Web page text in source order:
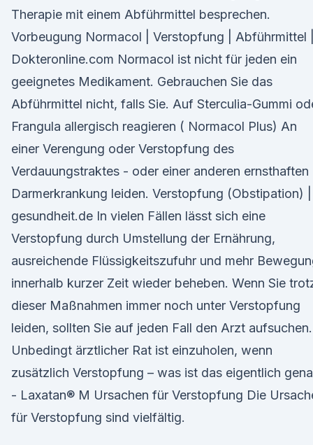
Therapie mit einem Abführmittel besprechen.
Vorbeugung Normacol | Verstopfung | Abführmittel |
Dokteronline.com Normacol ist nicht für jeden ein
geeignetes Medikament. Gebrauchen Sie das
Abführmittel nicht, falls Sie. Auf Sterculia-Gummi
Frangula allergisch reagieren ( Normacol Plus) An
einer Verengung oder Verstopfung des
Verdauungstraktes - oder einer anderen ernsthaften
Darmerkrankung leiden. Verstopfung (Obstipation) |
gesundheit.de In vielen Fällen lässt sich eine
Verstopfung durch Umstellung der Ernährung,
ausreichende Flüssigkeitszufuhr und mehr
innerhalb kurzer Zeit wieder beheben. Wenn Sie
dieser Maßnahmen immer noch unter Verstopfung
leiden, sollten Sie auf jeden Fall den Arzt aufsuchen.
Unbedingt ärztlicher Rat ist einzuholen, wenn
zusätzlich Verstopfung – was ist das eigentlich
- Laxatan® M Ursachen für Verstopfung Die
für Verstopfung sind vielfältig.